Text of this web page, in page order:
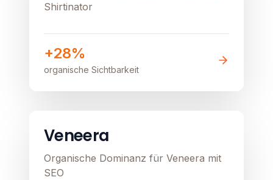
Shirtinator
+28%
organische Sichtbarkeit
E-Commerce Healthcare
Veneera
Organische Dominanz für Veneera mit
SEO